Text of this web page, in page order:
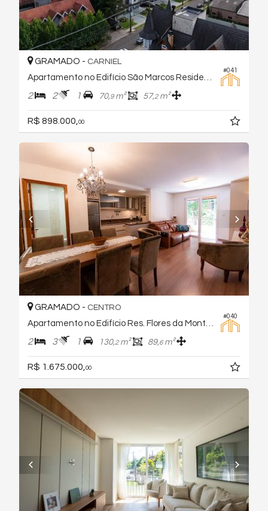
#041
GRAMADO - CARNIEL
2 2 1 70,9m² 57,2m²
R$ 898.000,00
#040
GRAMADO - CENTRO
2 3 1 130,2m² 89,6m²
R$ 1.675.000, 00